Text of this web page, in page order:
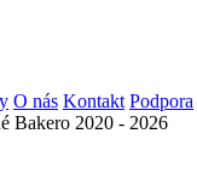
O nás Kontakt Podpora
Bakero 2020 - 2026